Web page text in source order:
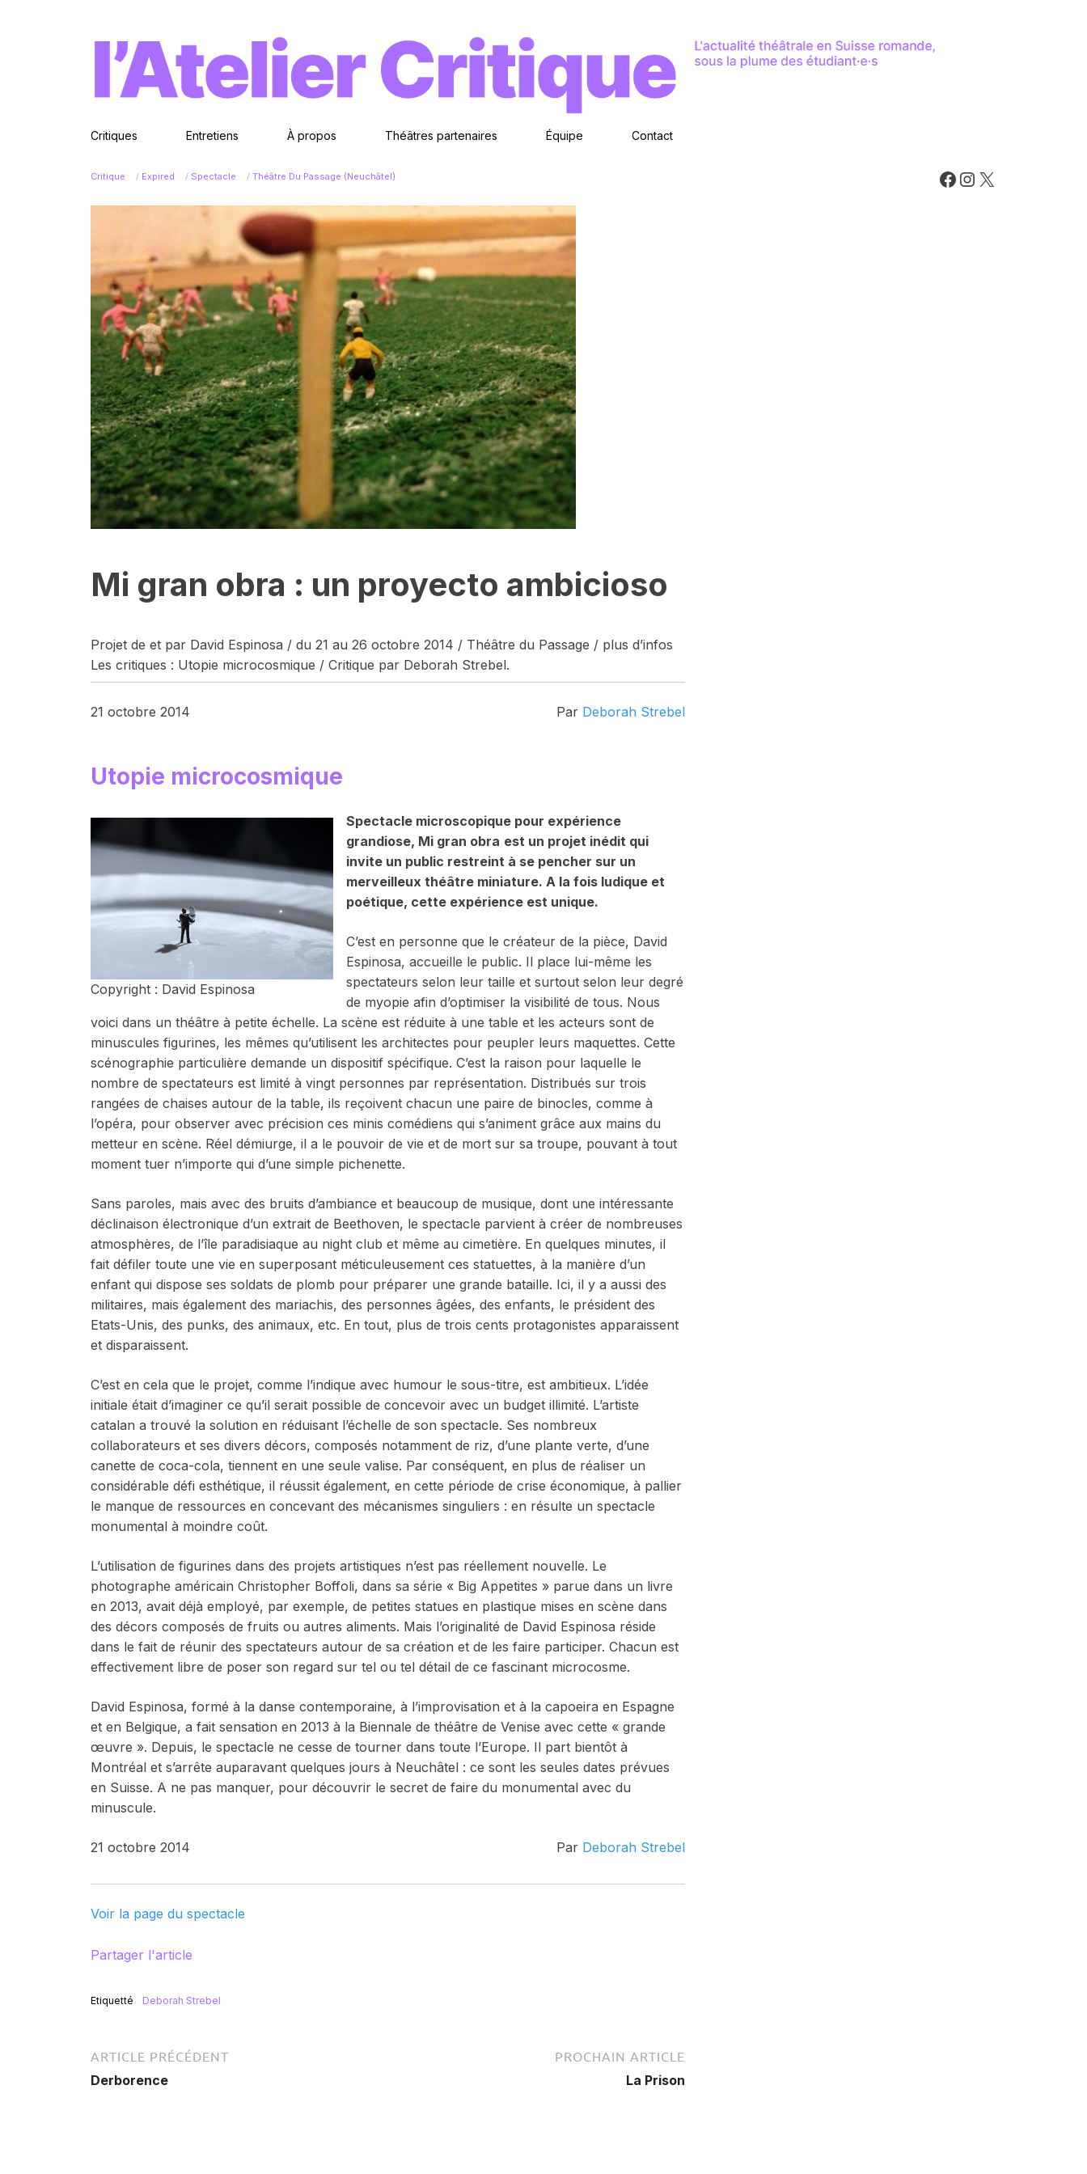
Critiques Entretiens À propos Théâtres partenaires Équipe Contact
Critique / Expired / Spectacle / Théâtre Du Passage (Neuchâtel)
Mi gran obra : un proyecto ambicioso
Projet de et par David Espinosa / du 21 au 26 octobre 2014 / Théâtre du Passage / plus d’infos
Les critiques : Utopie microcosmique / Critique par Deborah Strebel.
21 octobre 2014 Par Deborah Strebel
Utopie microcosmique
Copyright : David Espinosa
Spectacle microscopique pour expérience
grandiose, Mi gran obra est un projet inédit qui
invite un public restreint à se pencher sur un
merveilleux théâtre miniature. A la fois ludique et
poétique, cette expérience est unique.
C’est en personne que le créateur de la pièce, David
Espinosa, accueille le public. Il place lui-même les
spectateurs selon leur taille et surtout selon leur degré
de myopie afin d’optimiser la visibilité de tous. Nous
voici dans un théâtre à petite échelle. La scène est réduite à une table et les acteurs sont de
minuscules figurines, les mêmes qu’utilisent les architectes pour peupler leurs maquettes. Cette
scénographie particulière demande un dispositif spécifique. C’est la raison pour laquelle le
nombre de spectateurs est limité à vingt personnes par représentation. Distribués sur trois
rangées de chaises autour de la table, ils reçoivent chacun une paire de binocles, comme à
l’opéra, pour observer avec précision ces minis comédiens qui s’animent grâce aux mains du
metteur en scène. Réel démiurge, il a le pouvoir de vie et de mort sur sa troupe, pouvant à tout
moment tuer n’importe qui d’une simple pichenette.
Sans paroles, mais avec des bruits d’ambiance et beaucoup de musique, dont une intéressante
déclinaison électronique d’un extrait de Beethoven, le spectacle parvient à créer de nombreuses
atmosphères, de l’île paradisiaque au night club et même au cimetière. En quelques minutes, il
fait défiler toute une vie en superposant méticuleusement ces statuettes, à la manière d’un
enfant qui dispose ses soldats de plomb pour préparer une grande bataille. Ici, il y a aussi des
militaires, mais également des mariachis, des personnes âgées, des enfants, le président des
Etats-Unis, des punks, des animaux, etc. En tout, plus de trois cents protagonistes apparaissent
et disparaissent.
C’est en cela que le projet, comme l’indique avec humour le sous-titre, est ambitieux. L’idée
initiale était d’imaginer ce qu’il serait possible de concevoir avec un budget illimité. L’artiste
catalan a trouvé la solution en réduisant l’échelle de son spectacle. Ses nombreux
collaborateurs et ses divers décors, composés notamment de riz, d’une plante verte, d’une
canette de coca-cola, tiennent en une seule valise. Par conséquent, en plus de réaliser un
considérable défi esthétique, il réussit également, en cette période de crise économique, à pallier
le manque de ressources en concevant des mécanismes singuliers : en résulte un spectacle
monumental à moindre coût.
L’utilisation de figurines dans des projets artistiques n’est pas réellement nouvelle. Le
photographe américain Christopher Boffoli, dans sa série « Big Appetites » parue dans un livre
en 2013, avait déjà employé, par exemple, de petites statues en plastique mises en scène dans
des décors composés de fruits ou autres aliments. Mais l’originalité de David Espinosa réside
dans le fait de réunir des spectateurs autour de sa création et de les faire participer. Chacun est
effectivement libre de poser son regard sur tel ou tel détail de ce fascinant microcosme.
David Espinosa, formé à la danse contemporaine, à l’improvisation et à la capoeira en Espagne
et en Belgique, a fait sensation en 2013 à la Biennale de théâtre de Venise avec cette « grande
œuvre ». Depuis, le spectacle ne cesse de tourner dans toute l’Europe. Il part bientôt à
Montréal et s’arrête auparavant quelques jours à Neuchâtel : ce sont les seules dates prévues
en Suisse. A ne pas manquer, pour découvrir le secret de faire du monumental avec du
minuscule.
21 octobre 2014 Par Deborah Strebel
Voir la page du spectacle
Partager l'article
Etiquetté Deborah Strebel
ARTICLE PRÉCÉDENT
Derborence
PROCHAIN ARTICLE
La Prison